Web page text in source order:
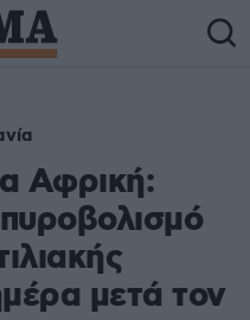
Αφρική:
μετά τον